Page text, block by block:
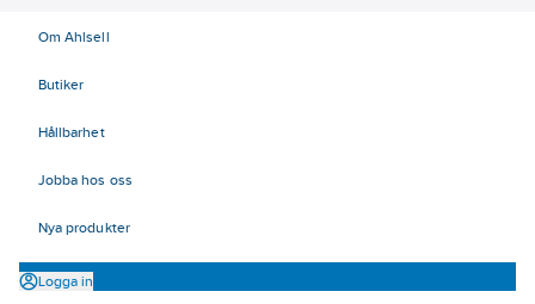
Om Ahlsell
Butiker
Hållbarhet
Jobba hos oss
Nya produkter
Logga in